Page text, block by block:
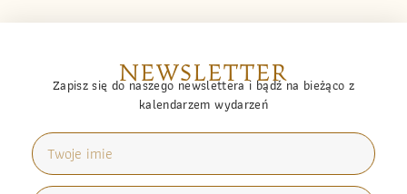
NEWSLETTER
Zapisz się do naszego newslettera i bądź na bieżąco z
kalendarzem wydarzeń